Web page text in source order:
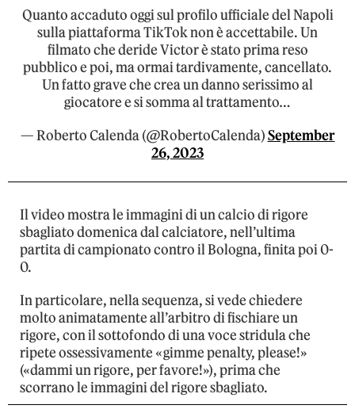
Quanto accaduto oggi sul profilo ufficiale del Napoli
sulla piattaforma TikTok non è accettabile. Un
filmato che deride Victor è stato prima reso
pubblico e poi, ma ormai tardivamente, cancellato.
Un fatto grave che crea un danno serissimo al
giocatore e si somma al trattamento…
— Roberto Calenda (@RobertoCalenda)September
26, 2023
Il video mostra le immagini di un calcio di rigore
sbagliato domenica dal calciatore, nell’ultima
partita di campionato contro il Bologna, finita poi 0-
0.
In particolare, nella sequenza, si vede chiedere
molto animatamente all’arbitro di fischiare un
rigore, con il sottofondo di una voce stridula che
ripete ossessivamente «gimme penalty, please!»
(«dammi un rigore, per favore!»), prima che
scorrano le immagini del rigore sbagliato.